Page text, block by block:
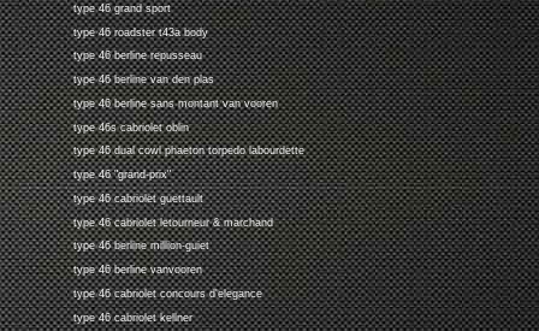
type 46 grand sport
type 46 roadster t43a body
type 46 berline repusseau
type 46 berline van den plas
type 46 berline sans montant van vooren
type 46s cabriolet oblin
type 46 dual cowl phaeton torpedo labourdette
type 46 "grand-prix"
type 46 cabriolet guettault
type 46 cabriolet letourneur & marchand
type 46 berline million-guiet
type 46 berline vanvooren
type 46 cabriolet concours d'elegance
type 46 cabriolet kellner